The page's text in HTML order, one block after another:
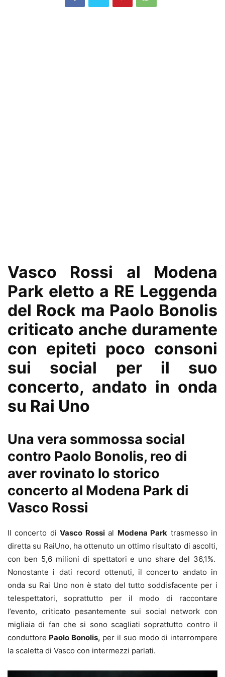
Vasco Rossi al Modena
Park eletto a RE Leggenda
del Rock ma Paolo Bonolis
criticato anche duramente
con epiteti poco consoni
sui social per il suo
concerto, andato in onda
su Rai Uno
Una vera sommossa social
contro Paolo Bonolis, reo di
aver rovinato lo storico
concerto al Modena Park di
Vasco Rossi
Il concerto diVasco Rossial Modena Park trasmesso in
diretta su RaiUno, ha ottenuto un ottimo risultato di ascolti,
con ben 5,6 milioni di spettatori e uno share del 36,1%.
Nonostante i dati record ottenuti, il concerto andato in
onda su Rai Uno non è stato del tutto soddisfacente per i
telespettatori, soprattutto per il modo di raccontare
l’evento, criticato pesantemente sui social network con
migliaia di fan che si sono scagliati soprattutto contro il
conduttore Paolo Bonolis, per il suo modo di interrompere
la scaletta di Vasco con intermezzi parlati.